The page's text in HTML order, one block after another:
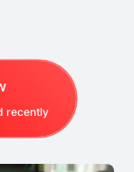
recently